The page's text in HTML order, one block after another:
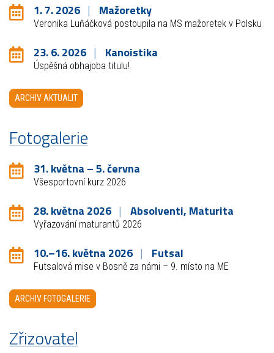
1. 7. 2026 Mažoretky
Veronika Luňáčková postoupila na MS mažoretek v Polsku
23. 6. 2026 Kanoistika
Úspěšná obhajoba titulu!
ARCHIV AKTUALIT
Fotogalerie
31. května – 5. června
Všesportovní kurz 2026
28. května 2026 Absolventi, Maturita
Vyřazování maturantů 2026
10.–16. května 2026 Futsal
Futsalová mise v Bosně za námi – 9. místo na ME
ARCHIV FOTOGALERIE
Zřizovatel